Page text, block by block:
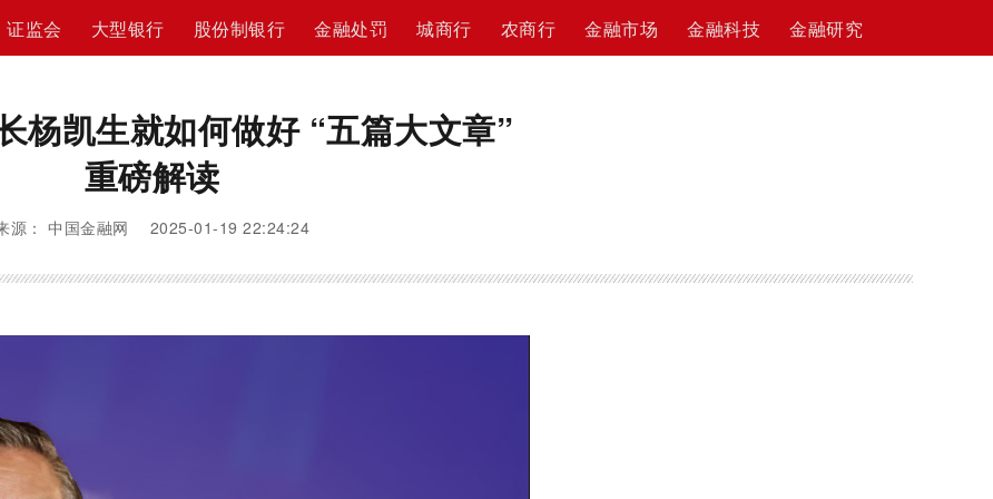
证监会 大型银行 股份制银行 金融处罚 城商行 农商行 金融市场 金融科技 金融研究
杨凯生就如何做好 “五篇大文章”
重磅解读
源： 中国金融网 2025-01-19 22:24:24